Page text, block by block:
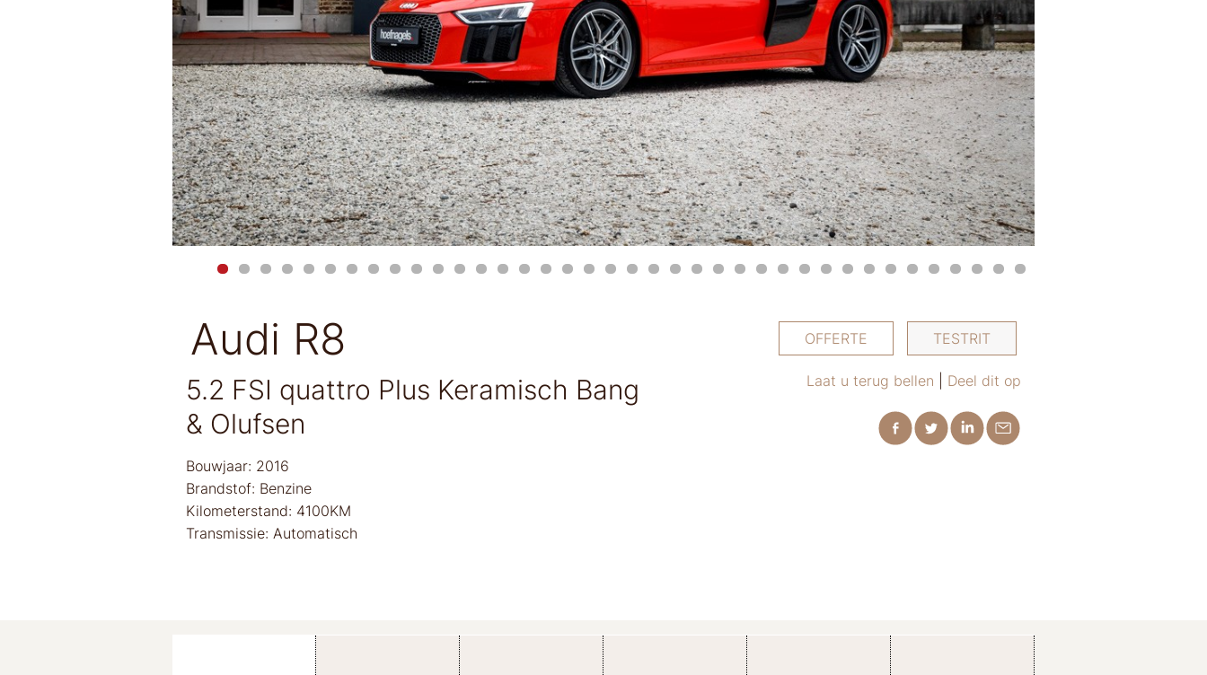
Audi R8
5.2 FSI quattro Plus Keramisch Bang
& Olufsen
Bouwjaar: 2016
Brandstof: Benzine
Kilometerstand: 4100KM
Transmissie: Automatisch
OFFERTE TESTRIT
Laat u terug bellen Deel dit op